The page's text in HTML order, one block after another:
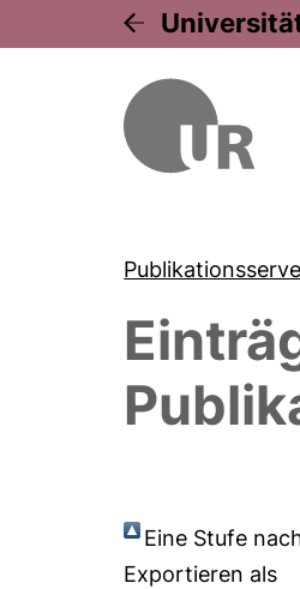
Eine Stufe
Exportieren als